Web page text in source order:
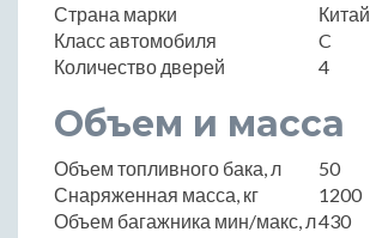
Страна марки
Китай
Класс автомобиля
C
Количество дверей
4
Объем и масса
Объем топливного бака, л
50
Снаряженная масса, кг
1200
Объем багажника мин/макс, л430